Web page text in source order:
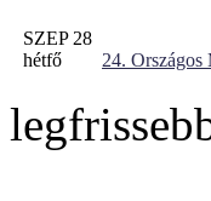
SZEP 28
hétfő
24.